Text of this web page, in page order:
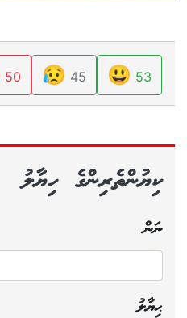
53
😃
45
😥
50
ކިޔުންތެރިންގެ ހިޔާލު
ނަން
ޙިޔާލު